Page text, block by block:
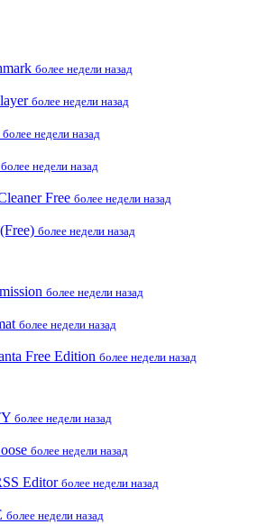
более недели назад
более недели назад
более недели назад
более недели назад
Free более недели назад
более недели назад
более недели назад
более недели назад
Free Edition более недели назад
более недели назад
более недели назад
Editor более недели назад
более недели назад